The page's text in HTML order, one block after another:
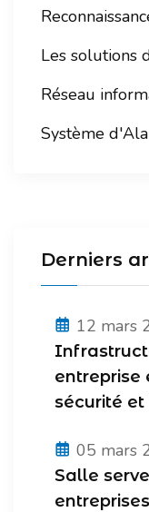
Les solutions
Réseau
Système
Derniers
12 mars
entreprise
sécurité
05 mars
Salle